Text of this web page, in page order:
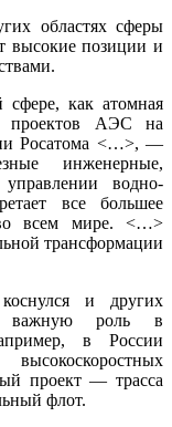
областях сферы
высокие позиции и
как атомная
проектов АЭС на
Росатома <…>, —
инженерные,
водно-
все большее
всем мире. <…>
трансформации
и других
важную роль в
в России
проект — трасса
флот.